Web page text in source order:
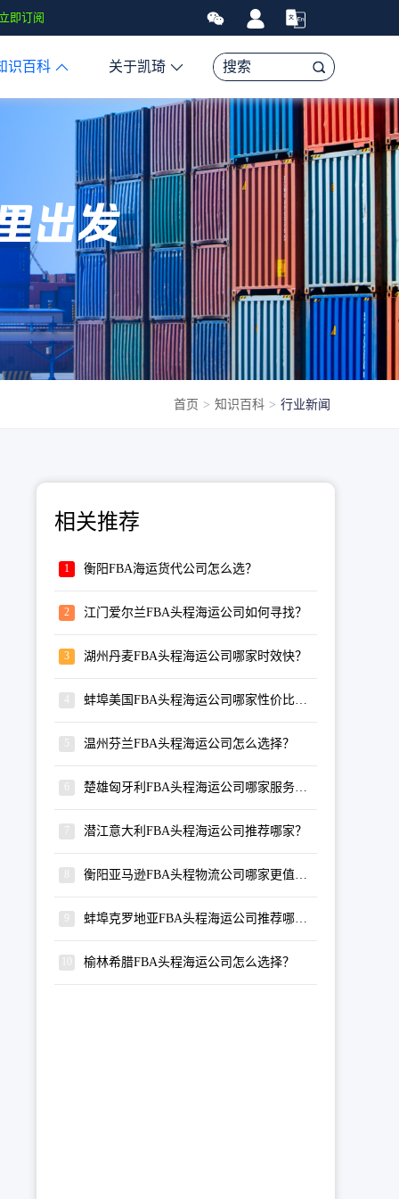
经济、亚马逊FBA头程物流资讯、贸易和航运市场的趋势和最新事件，
立即订阅
识百科 关于凯琦
出发
首页 > 知识百科 > 行业新闻
相关推荐
衡阳FBA海运货代公司怎么选？
江门爱尔兰FBA头程海运公司如何寻找？
湖州丹麦FBA头程海运公司哪家时效快？
蚌埠美国FBA头程海运公司哪家性价比高？
温州芬兰FBA头程海运公司怎么选择？
楚雄匈牙利FBA头程海运公司哪家服务专业？
潜江意大利FBA头程海运公司推荐哪家？
蚌埠克罗地亚FBA头程海运公司推荐哪家？
榆林希腊FBA头程海运公司怎么选择？